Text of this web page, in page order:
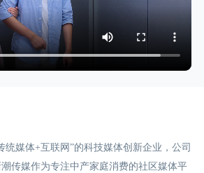
统媒体+互联网”的科技媒体创新企业，公司
传媒作为专注中产家庭消费的社区媒体平